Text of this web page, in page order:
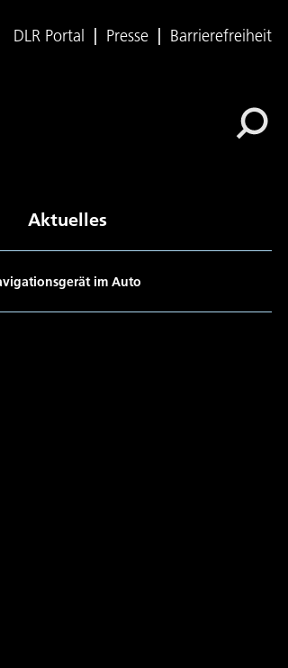
DLR Portal Presse Barrierefreiheit
Aktuelles
im Auto